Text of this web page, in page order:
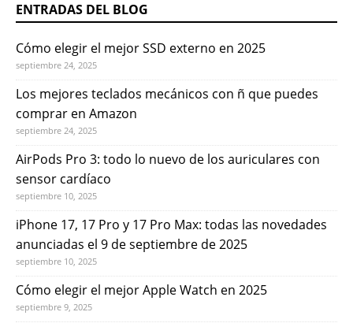
ENTRADAS DEL BLOG
Cómo elegir el mejor SSD externo en 2025
septiembre 24, 2025
Los mejores teclados mecánicos con ñ que puedes
comprar en Amazon
septiembre 24, 2025
AirPods Pro 3: todo lo nuevo de los auriculares con
sensor cardíaco
septiembre 10, 2025
iPhone 17, 17 Pro y 17 Pro Max: todas las novedades
anunciadas el 9 de septiembre de 2025
septiembre 10, 2025
Cómo elegir el mejor Apple Watch en 2025
septiembre 9, 2025